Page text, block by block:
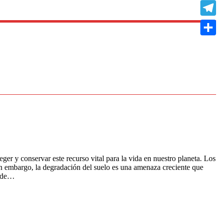
y conservar este recurso vital para la vida en nuestro planeta. Los
la degradación del suelo es una amenaza creciente que
Copy
Link